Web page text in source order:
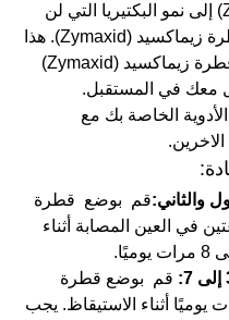
(Zymaxid) إلى نمو البكتيريا التي لن
تقتلها  قطرة زيماكسيد (Zymaxid). هذا
يعني أن قطرة زيماكسيد (Zymaxid)
معك في المستقبل.
الخاصة بك مع
والثاني:قم  بوضع  قطرة
في العين المصابة أثناء
قم  بوضع قطرة
يوميًا أثناء الاستيقاظ. يجب